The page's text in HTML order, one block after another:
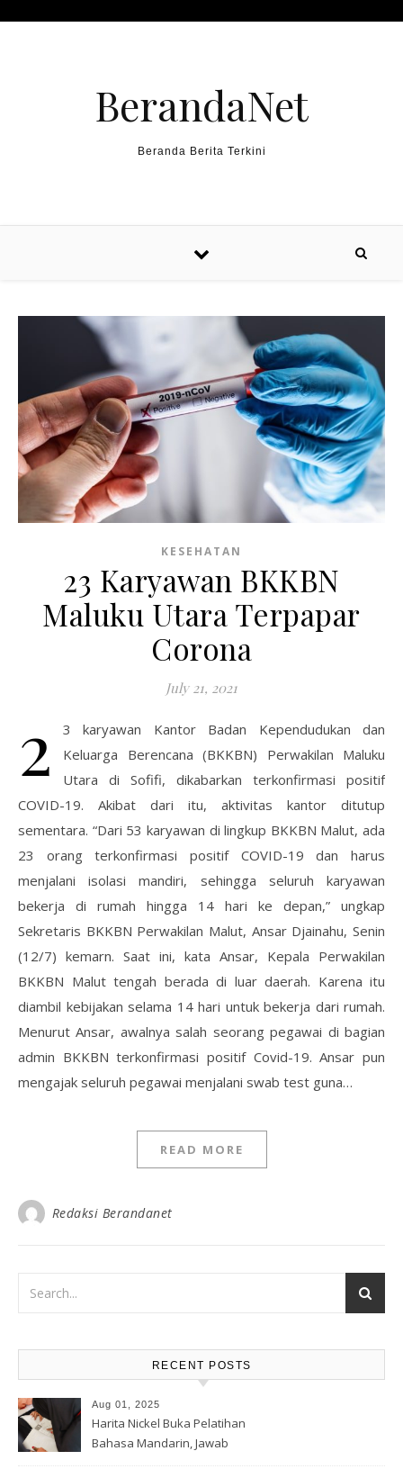
BerandaNet
Beranda Berita Terkini
KESEHATAN
23 Karyawan BKKBN
Maluku Utara Terpapar
Corona
July 21, 2021
2
3 karyawan Kantor Badan Kependudukan dan
Keluarga Berencana (BKKBN) Perwakilan Maluku
Utara di Sofifi, dikabarkan terkonfirmasi positif
COVID-19. Akibat dari itu, aktivitas kantor ditutup
sementara. “Dari 53 karyawan di lingkup BKKBN Malut, ada
23 orang terkonfirmasi positif COVID-19 dan harus
menjalani isolasi mandiri, sehingga seluruh karyawan
bekerja di rumah hingga 14 hari ke depan,” ungkap
Sekretaris BKKBN Perwakilan Malut, Ansar Djainahu, Senin
(12/7) kemarn. Saat ini, kata Ansar, Kepala Perwakilan
BKKBN Malut tengah berada di luar daerah. Karena itu
diambil kebijakan selama 14 hari untuk bekerja dari rumah.
Menurut Ansar, awalnya salah seorang pegawai di bagian
admin BKKBN terkonfirmasi positif Covid-19. Ansar pun
mengajak seluruh pegawai menjalani swab test guna…
READ MORE
Redaksi Berandanet
RECENT POSTS
Aug 01, 2025
Harita Nickel Buka Pelatihan
Bahasa Mandarin, Jawab